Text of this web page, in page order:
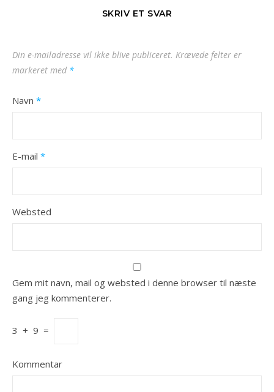
SKRIV ET SVAR
Din e-mailadresse vil ikke blive publiceret. Krævede felter er
markeret med *
Navn *
E-mail *
Websted
Gem mit navn, mail og websted i denne browser til næste
gang jeg kommenterer.
3 + 9 =
Kommentar